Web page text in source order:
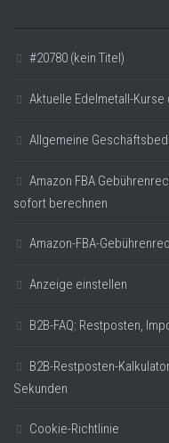
#20780 (kein Titel)
Aktuelle Edelmetall-
Allgemeine
Amazon FBA
sofort berechnen
Amazon-FBA-
Anzeige einstellen
B2B-FAQ: Restposten,
B2B-Restposten-
Sekunden
Cookie-Richtlinie